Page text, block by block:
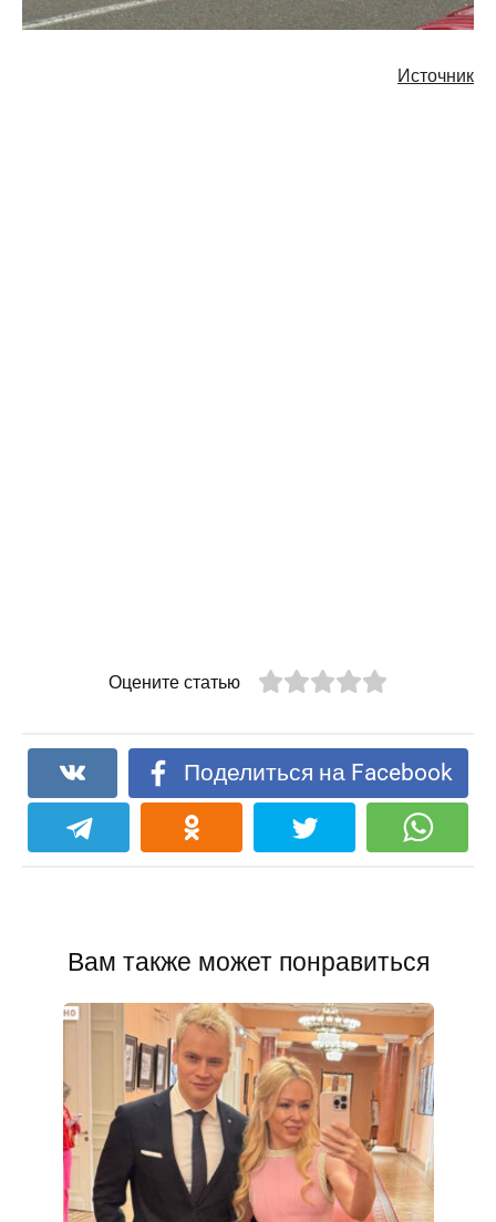
Источник
Оцените статью
Поделиться на Facebook
Вам также может понравиться